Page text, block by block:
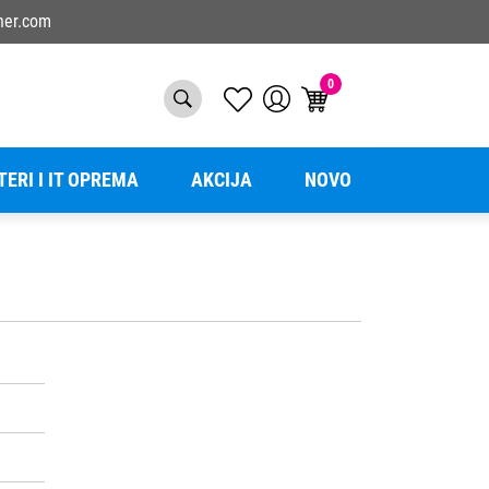
0
I IT OPREMA AKCIJA NOVO